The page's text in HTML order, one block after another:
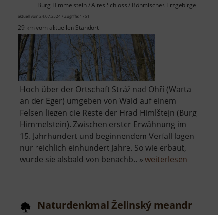
Burg Himmelstein / Altes Schloss / Böhmisches Erzgebirge
aktuell vom 24.07.2024 / Zugriffe: 1751
29 km vom aktuellen Standort
Hoch über der Ortschaft Stráž nad Ohří (Warta
an der Eger) umgeben von Wald auf einem
Felsen liegen die Reste der Hrad Himlštejn (Burg
Himmelstein). Zwischen erster Erwähnung im
15. Jahrhundert und beginnendem Verfall lagen
nur reichlich einhundert Jahre. So wie erbaut,
wurde sie alsbald von benachb.. » weiterlesen
Naturdenkmal Želinský meandr